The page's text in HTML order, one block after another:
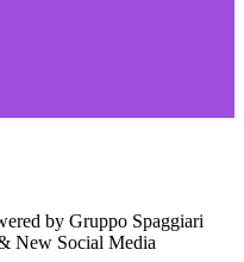
by Gruppo Spaggiari
New Social Media